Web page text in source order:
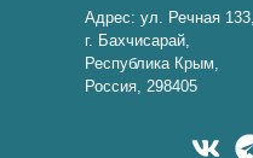
Адрес: ул. Речная 133,
г. Бахчисарай,
Республика Крым,
Россия, 298405